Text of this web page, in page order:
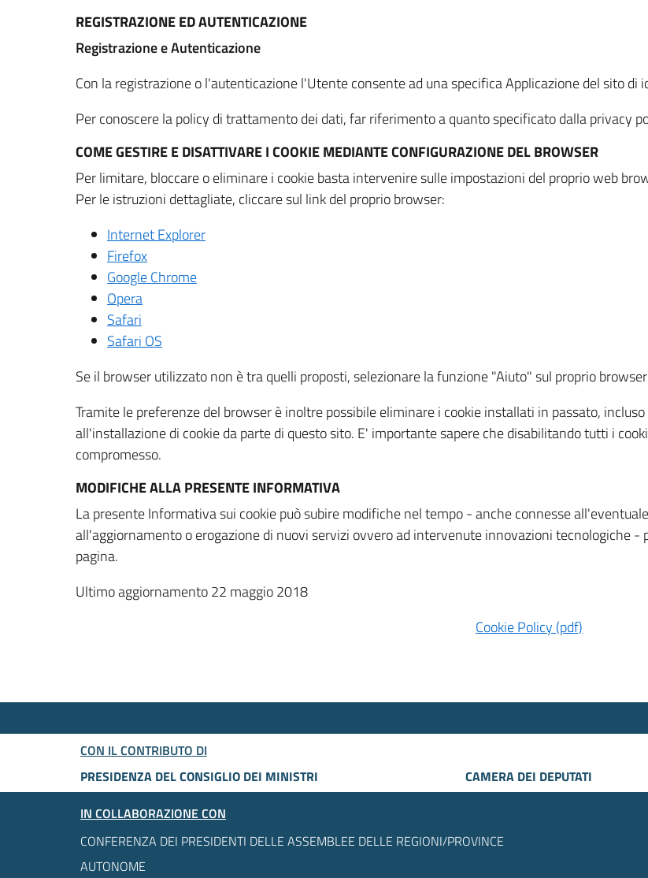
REGISTRAZIONE ED AUTENTICAZIONE
Registrazione e Autenticazione
Con la registrazione o l'autenticazione l'Utente consente ad una specifica Applicazione del sito di
Per conoscere la policy di trattamento dei dati, far riferimento a quanto specificato dalla privacy
COME GESTIRE E DISATTIVARE I COOKIE MEDIANTE CONFIGURAZIONE DEL BROWSER
Per limitare, bloccare o eliminare i cookie basta intervenire sulle impostazioni del proprio web
Per le istruzioni dettagliate, cliccare sul link del proprio browser:
Internet Explorer
Firefox
Google Chrome
Opera
Safari
Safari OS
Se il browser utilizzato non è tra quelli proposti, selezionare la funzione "Aiuto" sul proprio
Tramite le preferenze del browser è inoltre possibile eliminare i cookie installati in passato,
all'installazione di cookie da parte di questo sito. E' importante sapere che disabilitando tutti i
compromesso.
MODIFICHE ALLA PRESENTE INFORMATIVA
La presente Informativa sui cookie può subire modifiche nel tempo - anche connesse
all'aggiornamento o erogazione di nuovi servizi ovvero ad intervenute innovazioni tecnologiche
pagina.
Ultimo aggiornamento 22 maggio 2018
Cookie Policy (pdf)
CON IL CONTRIBUTO DI
PRESIDENZA DEL CONSIGLIO DEI MINISTRI
CAMERA DEI DEPUTATI
IN COLLABORAZIONE CON
CONFERENZA DEI PRESIDENTI DELLE ASSEMBLEE DELLE REGIONI/PROVINCE
AUTONOME